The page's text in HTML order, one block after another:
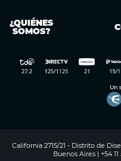
¿QUIÉNES
SOMOS?
California 2715/21 - Distrito de
Buenos Aires | +54